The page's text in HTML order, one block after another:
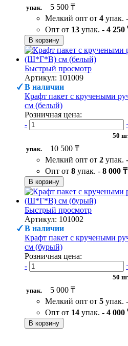
упак.
5 500 ₸
Мелкий опт от 4 упак. -
Опт от 13 упак. - 4 250
В корзину
Быстрый просмотр
Артикул: 101009
В наличии
Крафт пакет с кручеными
см (белый)
Розничная цена:
-
50
упак.
10 500 ₸
Мелкий опт от 2 упак. -
Опт от 8 упак. - 8 000 ₸
В корзину
Быстрый просмотр
Артикул: 101002
В наличии
Крафт пакет с кручеными
см (бурый)
Розничная цена:
-
50
упак.
5 000 ₸
Мелкий опт от 5 упак. -
Опт от 14 упак. - 4 000
В корзину